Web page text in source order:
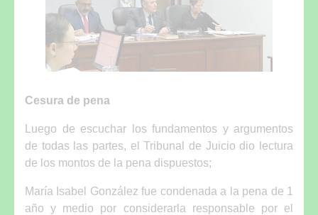
Cesura de pena
Luego de escuchar los fundamentos y argumentos
de todas las partes, el Tribunal de Juicio dio lectura
de los montos de la pena dispuestos;
María Isabel González fue condenada a la pena de 1
año y medio por considerarla responsable por el